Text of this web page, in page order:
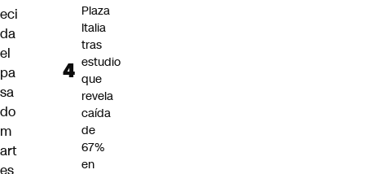
eci
da
el
pa
sa
do
m
art
es
Plaza
Italia
tras
estudio
que
revela
caída
de
67%
en